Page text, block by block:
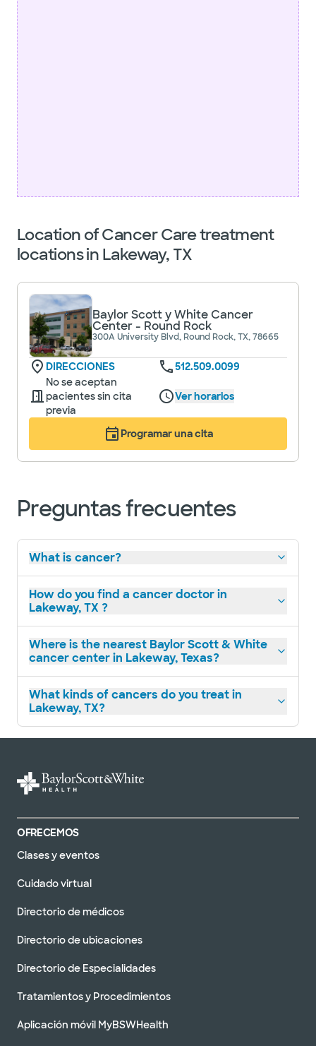
Location of Cancer Care treatment
locations in Lakeway, TX
Baylor Scott y White Cancer
Center - Round Rock
300A University Blvd, Round Rock, TX, 78665
DIRECCIONES
512.509.0099
No se aceptan
pacientes sin cita
previa
Ver horarios
Programar una cita
Preguntas frecuentes
What is cancer?
How do you find a cancer doctor in
Lakeway, TX ?
Where is the nearest Baylor Scott & White
cancer center in Lakeway, Texas?
What kinds of cancers do you treat in
Lakeway, TX?
OFRECEMOS
Clases y eventos
Cuidado virtual
Directorio de médicos
Directorio de ubicaciones
Directorio de Especialidades
Tratamientos y Procedimientos
Aplicación móvil MyBSWHealth